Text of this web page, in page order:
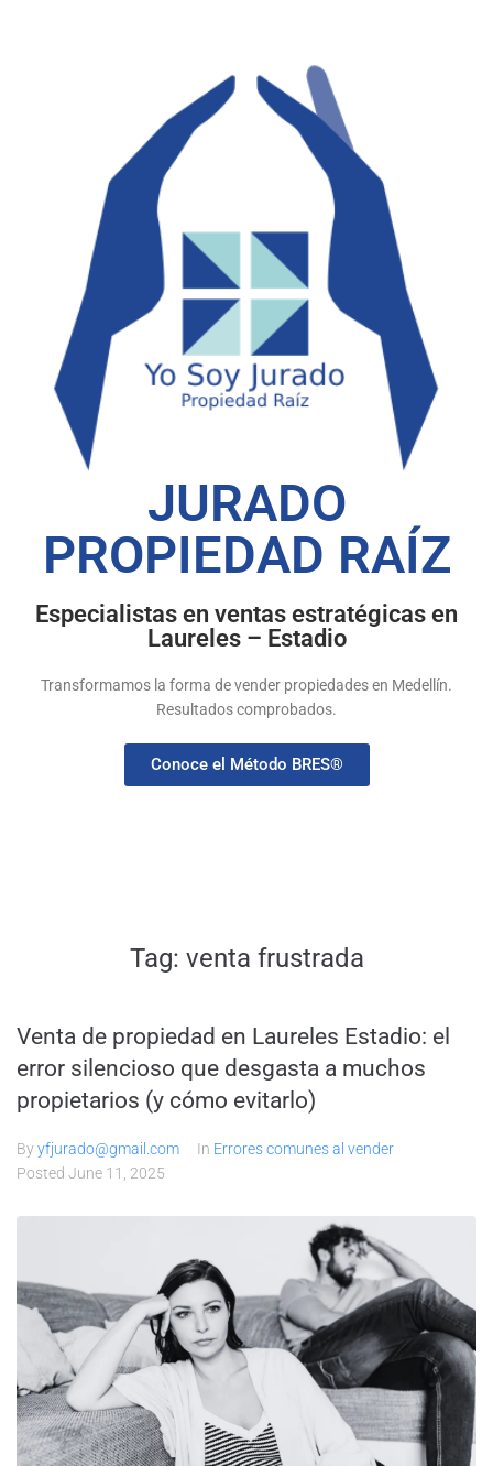
JURADO
PROPIEDAD RAÍZ
Especialistas en ventas estratégicas en
Laureles – Estadio
Transformamos la forma de vender propiedades en Medellín.
Resultados comprobados.
Conoce el Método BRES®
Tag: venta frustrada
Venta de propiedad en Laureles Estadio: el
error silencioso que desgasta a muchos
propietarios (y cómo evitarlo)
Byyfjurado@gmail.com In Errores comunes al vender
Posted June 11, 2025